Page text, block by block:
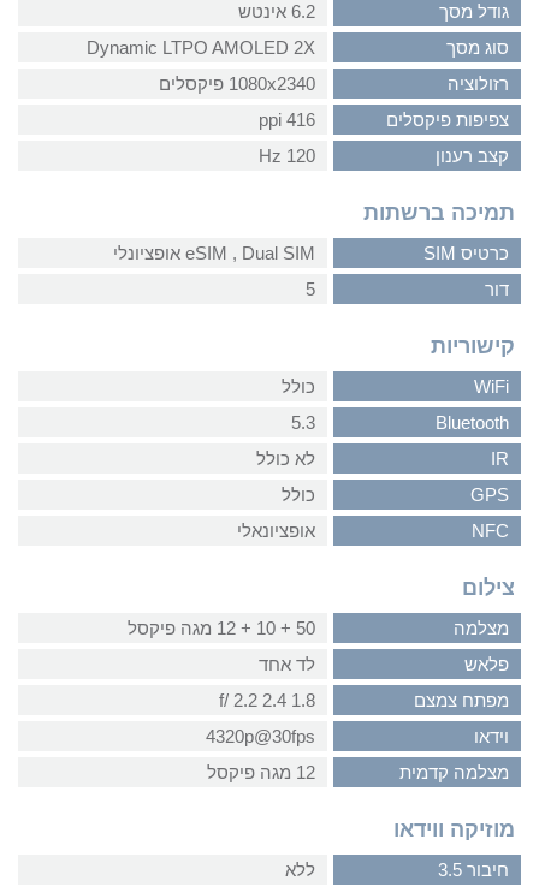
גודל מסך
6.2 אינטש
סוג מסך
Dynamic LTPO AMOLED 2X
רזולוציה
1080x2340 פיקסלים
צפיפות פיקסלים
416 ppi
קצב רענון
120 Hz
תמיכה ברשתות
כרטיס SIM
Dual SIM‏ , ‏eSIM אופציונלי
דור
5
קישוריות
WiFi
כולל
Bluetooth
5.3
IR
לא כולל
GPS
כולל
NFC
אופציונאלי
צילום
מצלמה
50 + 10 + 12 מגה פיקסל
פלאש
לד אחד
מפתח צמצם
1.8 2.4 2.2 /f
וידאו
4320p@30fps
מצלמה קדמית
12 מגה פיקסל
מוזיקה ווידאו
חיבור 3.5
ללא